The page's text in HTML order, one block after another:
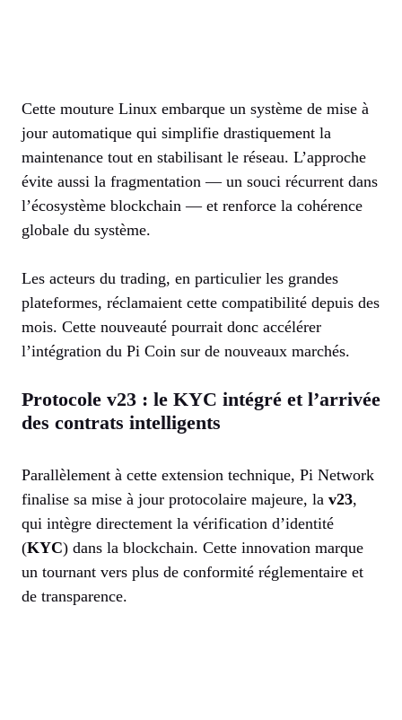
Cette mouture Linux embarque un système de mise à
jour automatique qui simplifie drastiquement la
maintenance tout en stabilisant le réseau. L’approche
évite aussi la fragmentation — un souci récurrent dans
l’écosystème blockchain — et renforce la cohérence
globale du système.
Les acteurs du trading, en particulier les grandes
plateformes, réclamaient cette compatibilité depuis des
mois. Cette nouveauté pourrait donc accélérer
l’intégration du Pi Coin sur de nouveaux marchés.
Protocole v23 : le KYC intégré et l’arrivée
des contrats intelligents
Parallèlement à cette extension technique, Pi Network
finalise sa mise à jour protocolaire majeure, la v23,
qui intègre directement la vérification d’identité
(KYC) dans la blockchain. Cette innovation marque
un tournant vers plus de conformité réglementaire et
de transparence.